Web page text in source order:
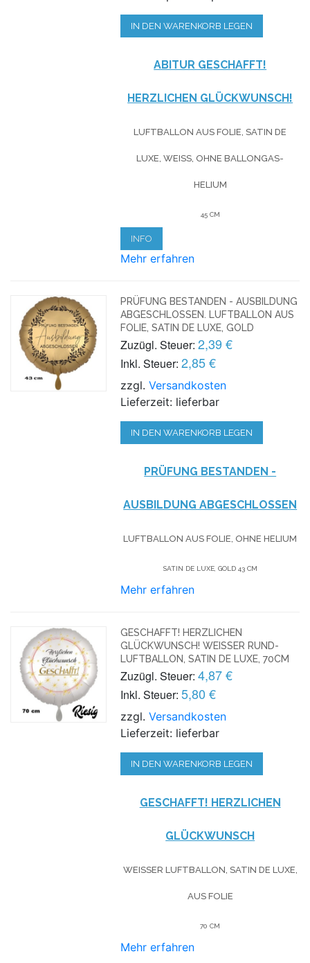
IN DEN WARENKORB LEGEN
ABITUR GESCHAFFT!
HERZLICHEN GLÜCKWUNSCH!
LUFTBALLON AUS FOLIE, SATIN DE
LUXE, WEISS, OHNE BALLONGAS-H
ELIUM
45 CM
INFO
Mehr erfahren
PRÜFUNG BESTANDEN - AUSBILDUNG
ABGESCHLOSSEN. LUFTBALLON AUS
FOLIE, SATIN DE LUXE, GOLD
Zuzügl. Steuer: 2,39 €
Inkl. Steuer: 2,85 €
zzgl.Versandkosten
Lieferzeit: lieferbar
IN DEN WARENKORB LEGEN
PRÜFUNG BESTANDEN -
AUSBILDUNG ABGESCHLOSSEN
LUFTBALLON AUS FOLIE, OHNE HELIUM
SATIN DE LUXE, GOLD 43 CM
Mehr erfahren
GESCHAFFT! HERZLICHEN
GLÜCKWUNSCH! WEISSER RUND-L
UFTBALLON, SATIN DE LUXE, 70CM
Zuzügl. Steuer: 4,87 €
Inkl. Steuer: 5,80 €
zzgl.Versandkosten
Lieferzeit: lieferbar
IN DEN WARENKORB LEGEN
GESCHAFFT! HERZLICHEN
GLÜCKWUNSCH
WEISSER LUFTBALLON, SATIN DE LUXE, A
US FOLIE
70 CM
Mehr erfahren